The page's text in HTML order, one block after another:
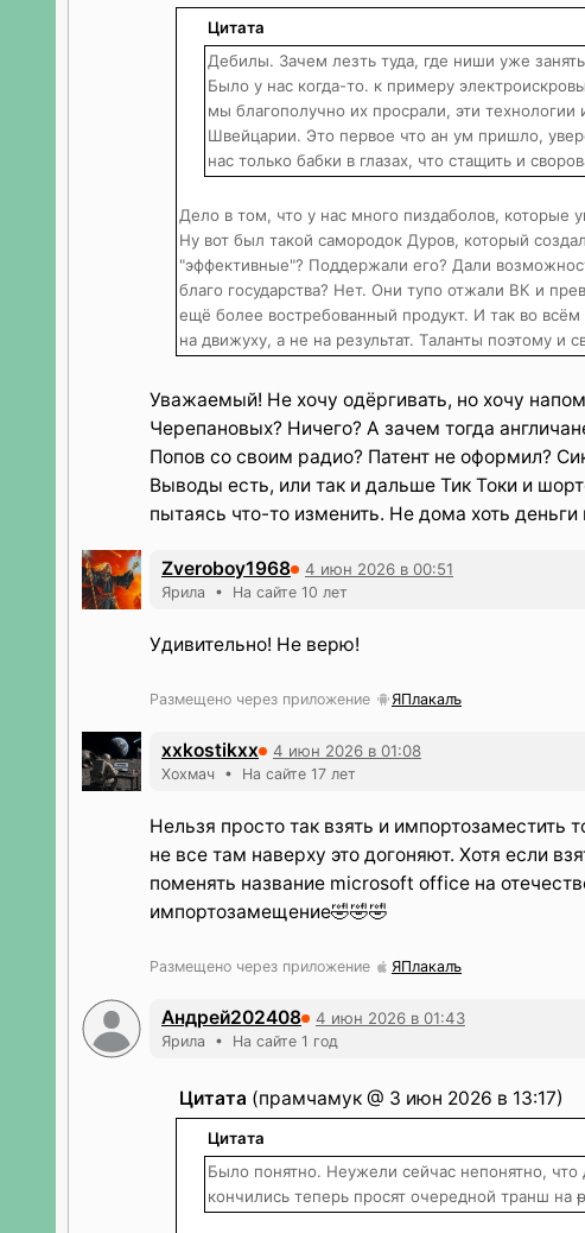
Цитата
Дебилы. Зачем лезть туда, где ниши уже
Было у нас когда-то. к примеру
мы благополучно их просрали, эти
Швейцарии. Это первое что ан ум пришло,
нас только бабки в глазах, что стащить и
Дело в том, что у нас много пиздаболов, которые
Ну вот был такой самородок Дуров, который
"эффективные"? Поддержали его? Дали
благо государства? Нет. Они тупо отжали ВК и
ещё более востребованный продукт. И так во
на движуху, а не на результат. Таланты поэтому и
Уважаемый! Не хочу одёргивать, но хочу
Черепановых? Ничего? А зачем тогда
Попов со своим радио? Патент не оформил?
Выводы есть, или так и дальше Тик Токи и
пытаясь что-то изменить. Не дома хоть деньги
Zveroboy1968 4 июн 2026 в 00:51
Ярила • На сайте 10 лет
Удивительно! Не верю!
Размещено через приложение ЯПлакалъ
xxkostikxx 4 июн 2026 в 01:08
Хохмач • На сайте 17 лет
Нельзя просто так взять и импортозаместить
не все там наверху это догоняют. Хотя если
поменять название microsoft office на
импортозамещение🤣🤣🤣
Размещено через приложение ЯПлакалъ
Андрей202408 4 июн 2026 в 01:43
Ярила • На сайте 1 год
Цитата (прамчамук @ 3 июн 2026 в 13:17)
Цитата
Было понятно. Неужели сейчас непонятно,
кончились теперь просят очередной транш на